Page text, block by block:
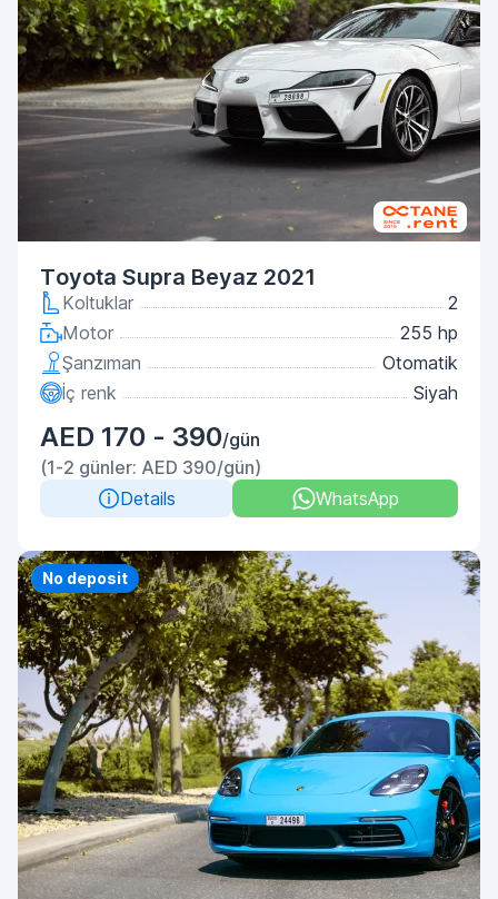
Toyota Supra Beyaz 2021
Koltuklar
2
Motor
255 hp
Şanzıman
Otomatik
İç renk
Siyah
AED 170 - 390/gün
(1-2 günler: AED 390/gün)
Details
WhatsApp
Priority
No deposit